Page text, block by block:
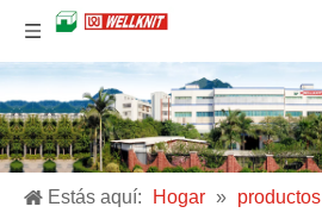
Estás aquí: Hogar » productos